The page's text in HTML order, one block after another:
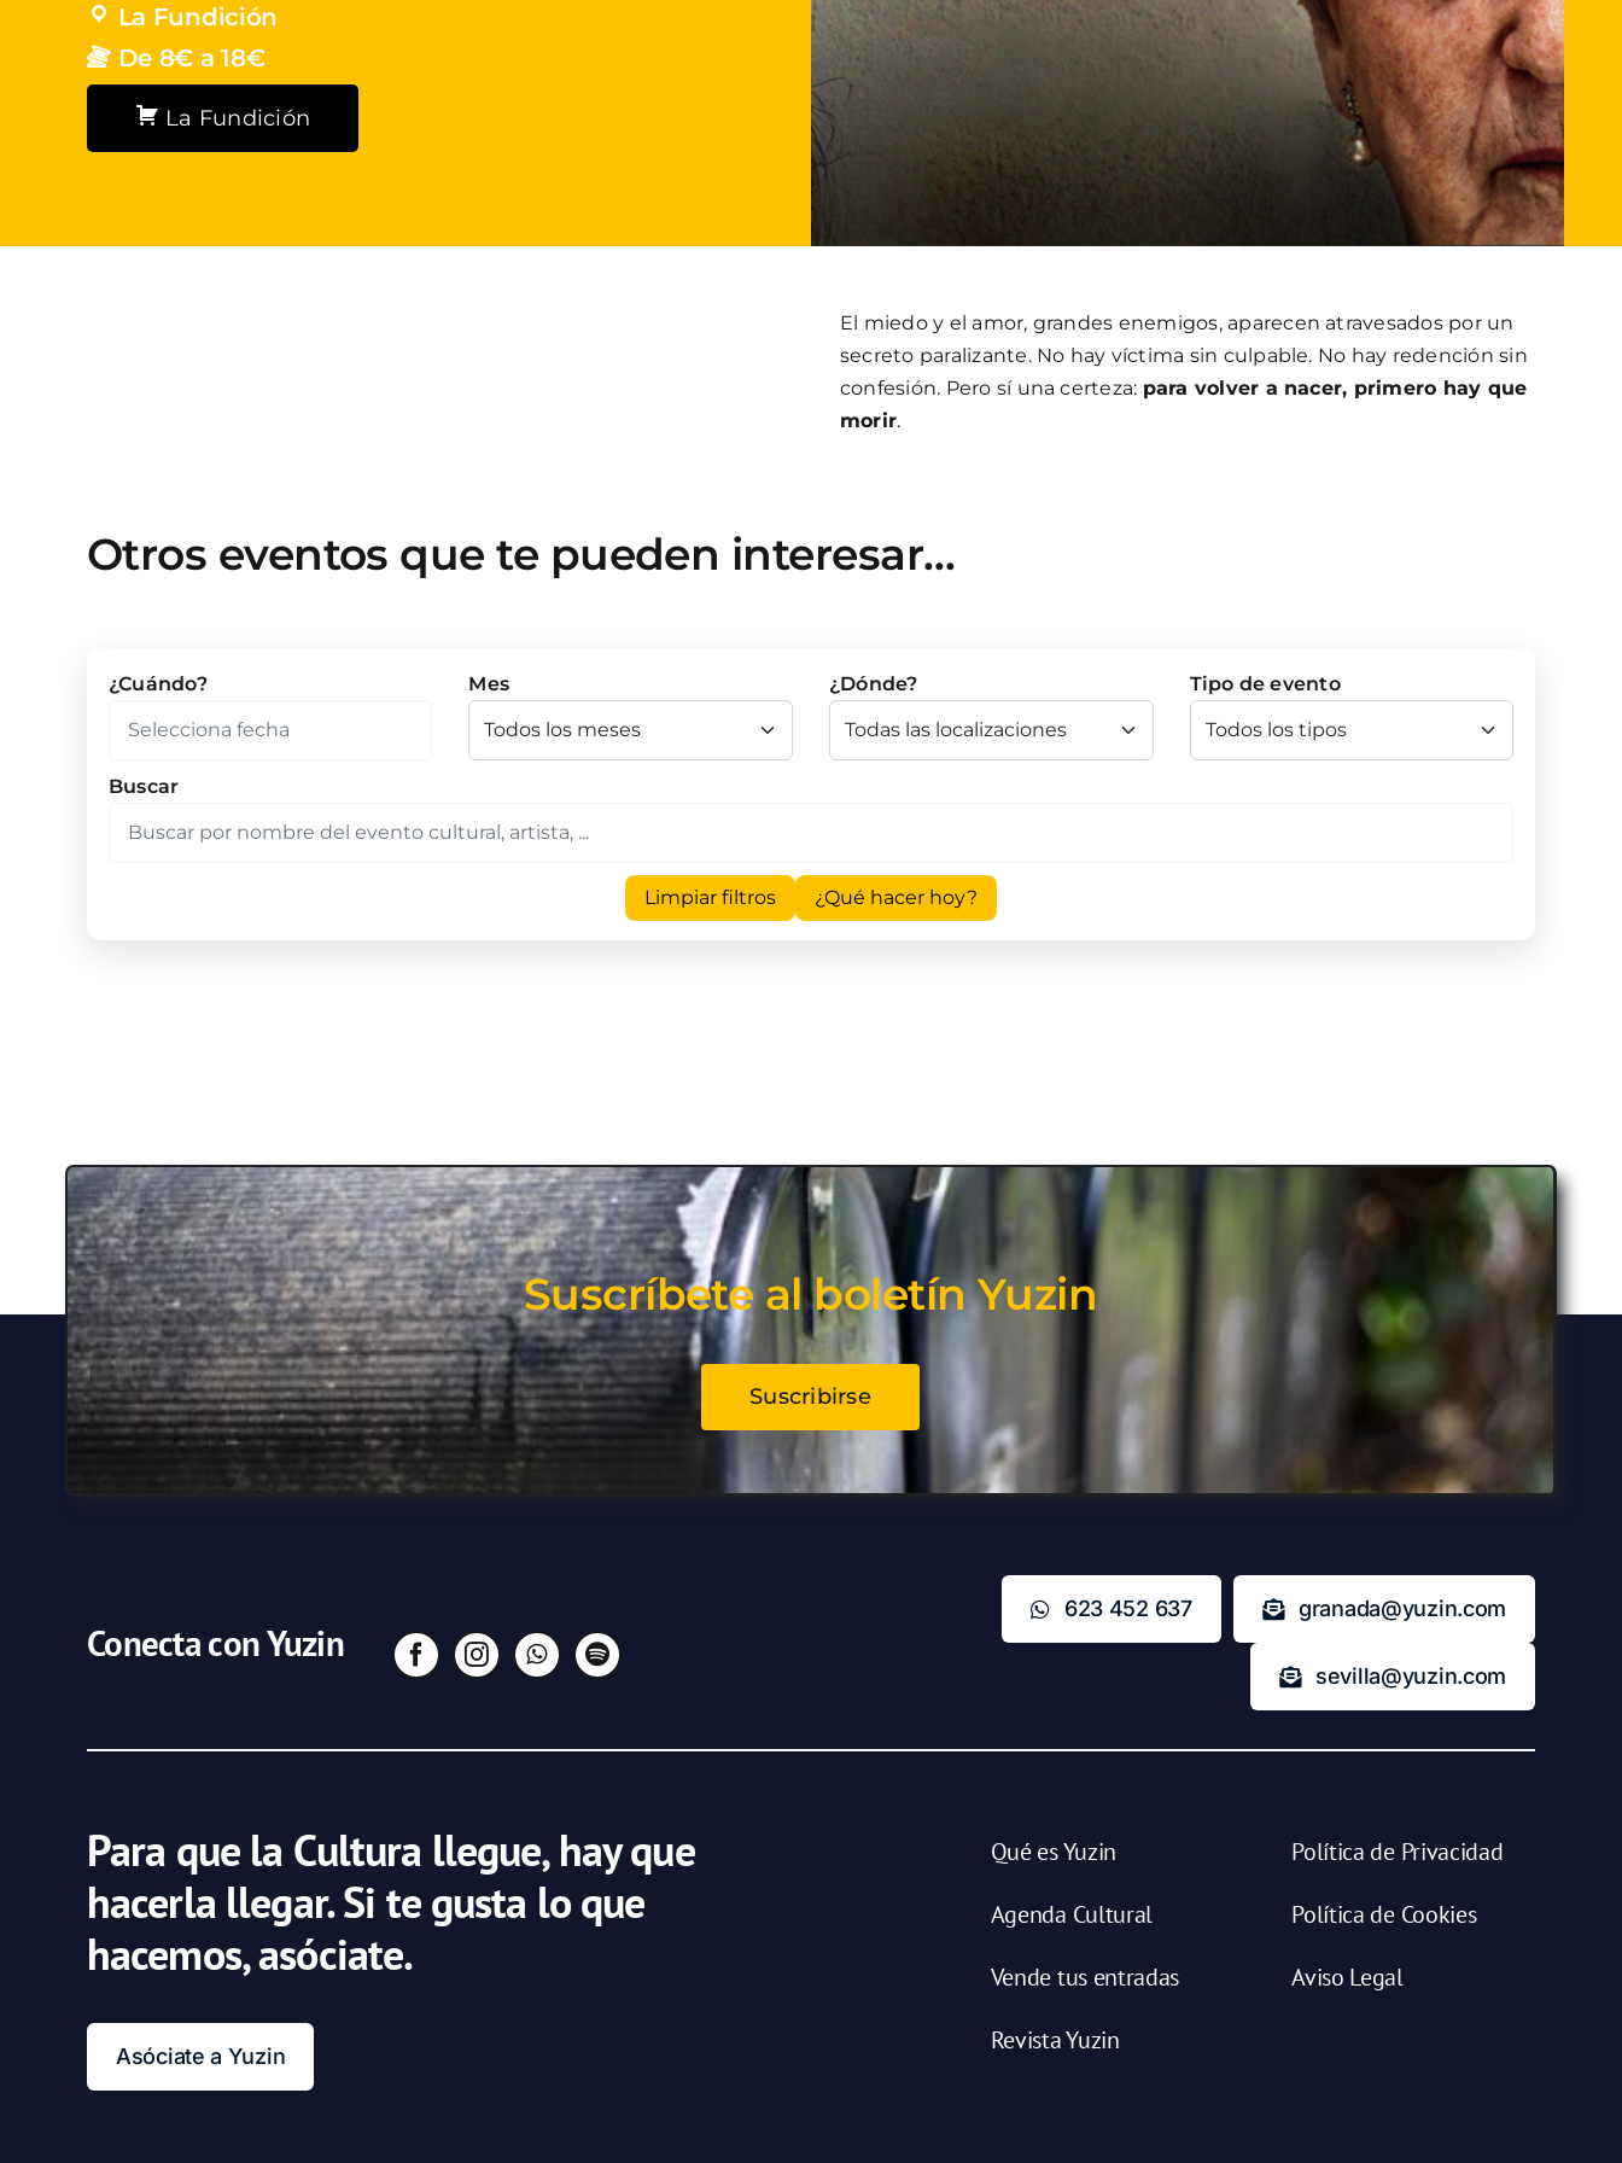
La Fundición
De 8€ a 18€
La Fundición
El miedo y el amor, grandes enemigos, aparecen atravesados por un
secreto paralizante. No hay víctima sin culpable. No hay redención sin
confesión. Pero sí una certeza: para volver a nacer, primero hay que
morir.
Otros eventos que te pueden interesar…
¿Cuándo? Mes ¿Dónde? Tipo de evento
Buscar
Limpiar filtros ¿Qué hacer hoy?
Suscríbete al boletín Yuzin
Suscribirse
Conecta con Yuzin
623 452 637 granada@yuzin.com
sevilla@yuzin.com
Para que la Cultura llegue, hay que
hacerla llegar. Si te gusta lo que
hacemos, asóciate.
Asóciate a Yuzin
Qué es Yuzin
Agenda Cultural
Vende tus entradas
Revista Yuzin
Política de Privacidad
Política de Cookies
Aviso Legal